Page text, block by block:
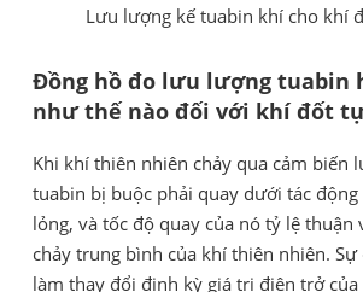
Lưu lượng kế tuabin khí cho khí
Đồng hồ đo lưu lượng tuabin
như thế nào đối với khí đốt
Khi khí thiên nhiên chảy qua cảm biến
tuabin bị buộc phải quay dưới tác động
lỏng, và tốc độ quay của nó tỷ lệ thuận
chảy trung bình của khí thiên nhiên.
làm thay đổi định kỳ giá trị điện trở